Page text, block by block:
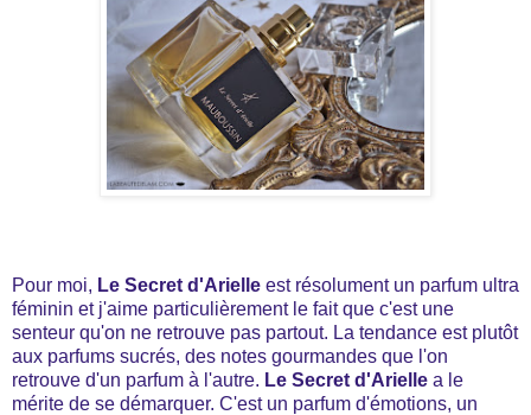
Pour moi, Le Secret d'Arielle est résolument un parfum ultra
féminin et j'aime particulièrement le fait que c'est une
senteur qu'on ne retrouve pas partout. La tendance est plutôt
aux parfums sucrés, des notes gourmandes que l'on
retrouve d'un parfum à l'autre. Le Secret d'Arielle a le
mérite de se démarquer. C'est un parfum d'émotions, un